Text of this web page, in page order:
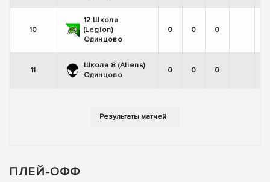
10
12 Школа
(Legion)
Одинцово
0 0 0
11
Школа 8 (Aliens)
Одинцово
0 0 0
ПЛЕЙ-ОФФ